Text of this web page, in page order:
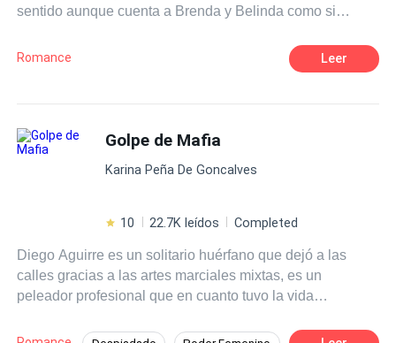
sentido aunque cuenta a Brenda y Belinda como si
Bernhard Larsson un maduro y muy guapo magnate
hotelero que está disponible para ella si desea vivir una
apuesto arquitecto y ella no podrá resistirse a entregarse
a la aventura. ¿Qué hará Elena al estar entre estos
apuestos Larsson? Primera entrega de la saga chicas de
Romance Leer
Golpe de Mafia
Karina Peña De Goncalves
10 22.7K leídos Completed
Diego Aguirre es un solitario huérfano que dejó a las
calles gracias a las artes marciales mixtas, es un
peleador profesional que en cuanto tuvo la vida
gerente del gym del hotel Larsson Milán, lo arruinó al